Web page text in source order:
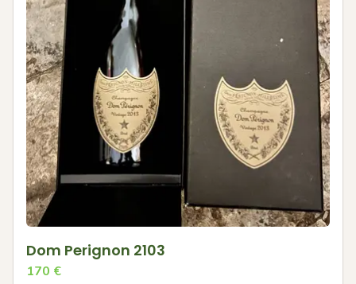
Dom Perignon 2103
170 €